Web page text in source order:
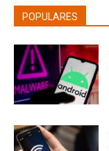
POPULARES